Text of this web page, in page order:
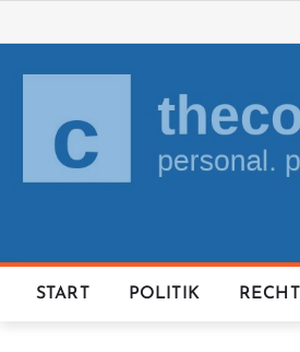
to
content
START POLITIK RECHT